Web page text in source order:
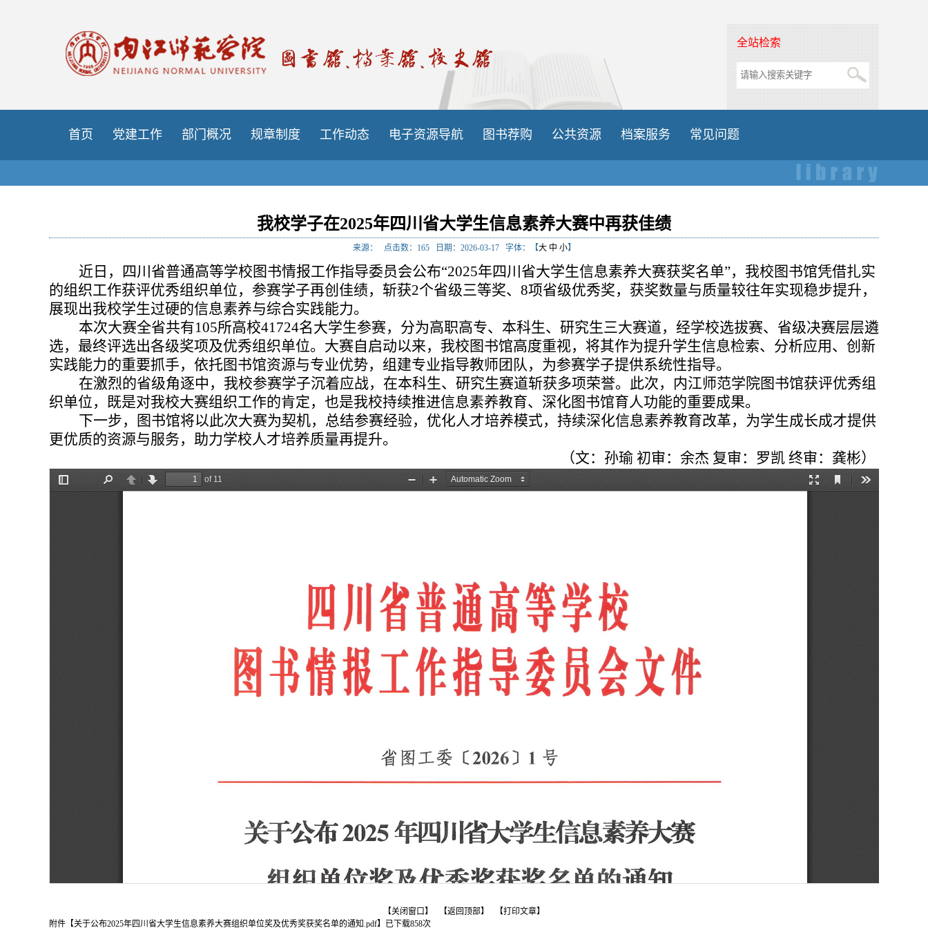
全站检索
首页 党建工作 部门概况 规章制度 工作动态 电子资源导航 图书荐购 公共资源 档案服务 常见问题
我校学子在2025年四川省大学生信息素养大赛中再获佳绩
来源： 点击数： 165 日期：2026-03-17 字体：【大 中 小】
近日，四川省普通高等学校图书情报工作指导委员会公布“2025年四川省大学生信息素养大赛获奖名单”，我校图书馆凭借扎实
的组织工作获评优秀组织单位，参赛学子再创佳绩，斩获2个省级三等奖、8项省级优秀奖，获奖数量与质量较往年实现稳步提升，
展现出我校学生过硬的信息素养与综合实践能力。
本次大赛全省共有105所高校41724名大学生参赛，分为高职高专、本科生、研究生三大赛道，经学校选拔赛、省级决赛层层遴
选，最终评选出各级奖项及优秀组织单位。大赛自启动以来，我校图书馆高度重视，将其作为提升学生信息检索、分析应用、创新
实践能力的重要抓手，依托图书馆资源与专业优势，组建专业指导教师团队，为参赛学子提供系统性指导。
在激烈的省级角逐中，我校参赛学子沉着应战，在本科生、研究生赛道斩获多项荣誉。此次，内江师范学院图书馆获评优秀组
织单位，既是对我校大赛组织工作的肯定，也是我校持续推进信息素养教育、深化图书馆育人功能的重要成果。
下一步，图书馆将以此次大赛为契机，总结参赛经验，优化人才培养模式，持续深化信息素养教育改革，为学生成长成才提供
更优质的资源与服务，助力学校人才培养质量再提升。
（文：孙瑜 初审：余杰 复审：罗凯 终审：龚彬）
【关闭窗口】 【返回顶部】
【打印文章】
附件【关于公布2025年四川省大学生信息素养大赛组织单位奖及优秀奖获奖名单的通知.pdf】已下载858次